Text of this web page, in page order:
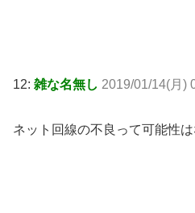
12: 雑な名無し 2019/01/14(月)
ネット回線の不良って可能性